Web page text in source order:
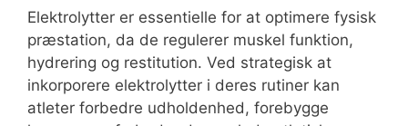
Elektrolytter er essentielle for at optimere fysisk
præstation, da de regulerer muskel funktion,
hydrering og restitution. Ved strategisk at
inkorporere elektrolytter i deres rutiner kan
atleter forbedre udholdenhed, forebygge